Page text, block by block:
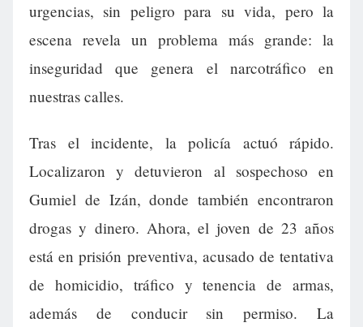
urgencias, sin peligro para su vida, pero la
escena revela un problema más grande: la
inseguridad que genera el narcotráfico en
nuestras calles.
Tras el incidente, la policía actuó rápido.
Localizaron y detuvieron al sospechoso en
Gumiel de Izán, donde también encontraron
drogas y dinero. Ahora, el joven de 23 años
está en prisión preventiva, acusado de tentativa
de homicidio, tráfico y tenencia de armas,
además de conducir sin permiso. La